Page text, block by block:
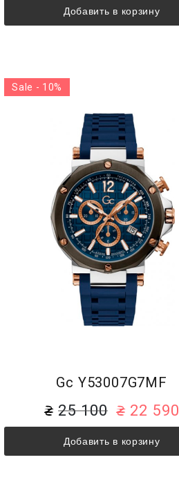
Добавить в корзину
Gc Y53007G7MF
25 100 22 590
Добавить в корзину
Sale - 10%